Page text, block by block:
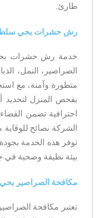
طارئ.
رش حشرات بحي
خدمة رش حشرات
الصراصير، النمل،
متطورة وآمنة، مع
بفحص المنزل لتحديد
احترافية تضمن
الشركة نصائح
توفر هذه الخدمة
بيئة نظيفة وصحية في
مكافحة الصراصير
تعتبر مكافحة